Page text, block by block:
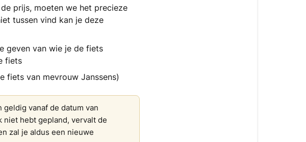
prijs, moeten we het precieze
tussen vind kan je deze
geven van wie je de fiets
fiets
fiets van mevrouw Janssens)
vanaf de datum van
niet hebt gepland, vervalt de
zal je aldus een nieuwe